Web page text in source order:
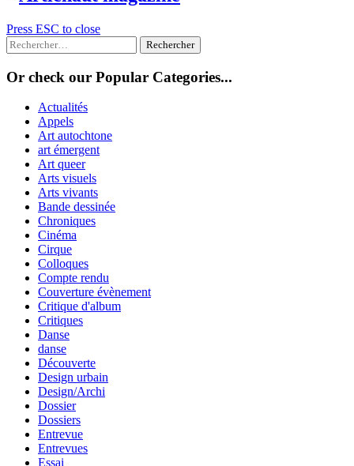
Press ESC to close
Rechercher :
Or check our Popular Categories...
Actualités
Appels
Art autochtone
art émergent
Art queer
Arts visuels
Arts vivants
Bande dessinée
Chroniques
Cinéma
Cirque
Colloques
Compte rendu
Couverture évènement
Critique d'album
Critiques
Danse
danse
Découverte
Design urbain
Design/Archi
Dossier
Dossiers
Entrevue
Entrevues
Essai